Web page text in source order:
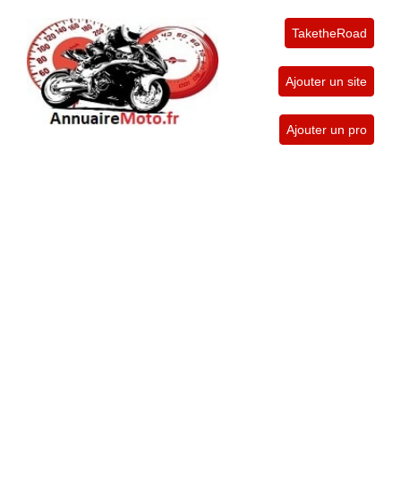
TaketheRoad
Ajouter un site
Ajouter un pro